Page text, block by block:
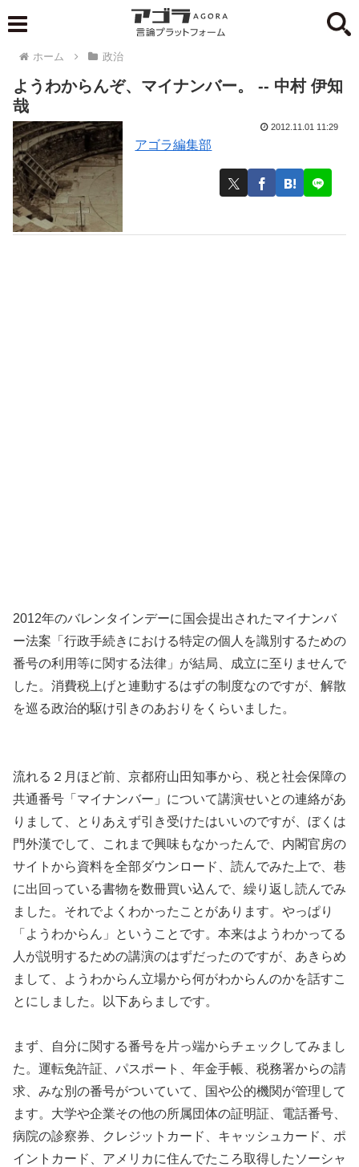
ホーム 政治
ようわからんぞ、マイナンバー。 -- 中村 伊知
哉
アゴラ編集部
2012.11.01 11:29
2012年のバレンタインデーに国会提出されたマイナンバ
ー法案「行政手続きにおける特定の個人を識別するための
番号の利用等に関する法律」が結局、成立に至りませんで
した。消費税上げと連動するはずの制度なのですが、解散
を巡る政治的駆け引きのあおりをくらいました。
流れる２月ほど前、京都府山田知事から、税と社会保障の
共通番号「マイナンバー」について講演せいとの連絡があ
りまして、とりあえず引き受けたはいいのですが、ぼくは
門外漢でして、これまで興味もなかったんで、内閣官房の
サイトから資料を全部ダウンロード、読んでみた上で、巷
に出回っている書物を数冊買い込んで、繰り返し読んでみ
ました。それでよくわかったことがあります。やっぱり
「ようわからん」ということです。本来はようわかってる
人が説明するための講演のはずだったのですが、あきらめ
まして、ようわからん立場から何がわからんのかを話すこ
とにしました。以下あらましです。
まず、自分に関する番号を片っ端からチェックしてみまし
た。運転免許証、パスポート、年金手帳、税務署からの請
求、みな別の番号がついていて、国や公的機関が管理して
ます。大学や企業その他の所属団体の証明証、電話番号、
病院の診察券、クレジットカード、キャッシュカード、ポ
イントカード、アメリカに住んでたころ取得したソーシャ